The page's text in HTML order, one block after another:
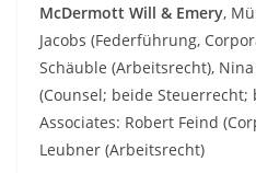
McDermott Will & Emery,
Jacobs (Federführung,
Schäuble (Arbeitsrecht),
(Counsel; beide Steuerrecht;
Associates: Robert Feind
Leubner (Arbeitsrecht)